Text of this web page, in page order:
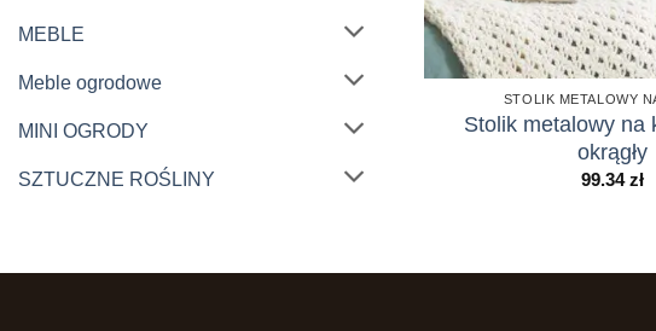
MEBLE
Meble ogrodowe
MINI OGRODY
SZTUCZNE ROŚLINY
STOLIK METALOWY
Stolik metalowy na
okrągły
99.34zł